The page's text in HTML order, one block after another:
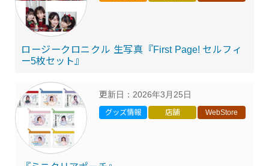
ロージークロニクル 生写真『First Page! セルフィ
ー5枚セット』
更新日： 2026年3月25日
グッズ情報 店舗 WebStore